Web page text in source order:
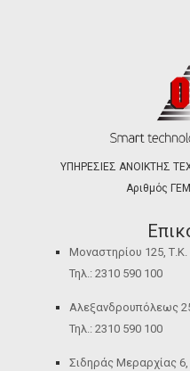
ΥΠΗΡΕΣΙΕΣ ΑΝΟΙΚΤΗΣ
Αριθμός
Μοναστηρίου 125,
Τηλ.: 2310 590 100
Αλεξανδρουπόλεως
Τηλ.: 2310 590 100
Σιδηράς Μεραρχίας 6,